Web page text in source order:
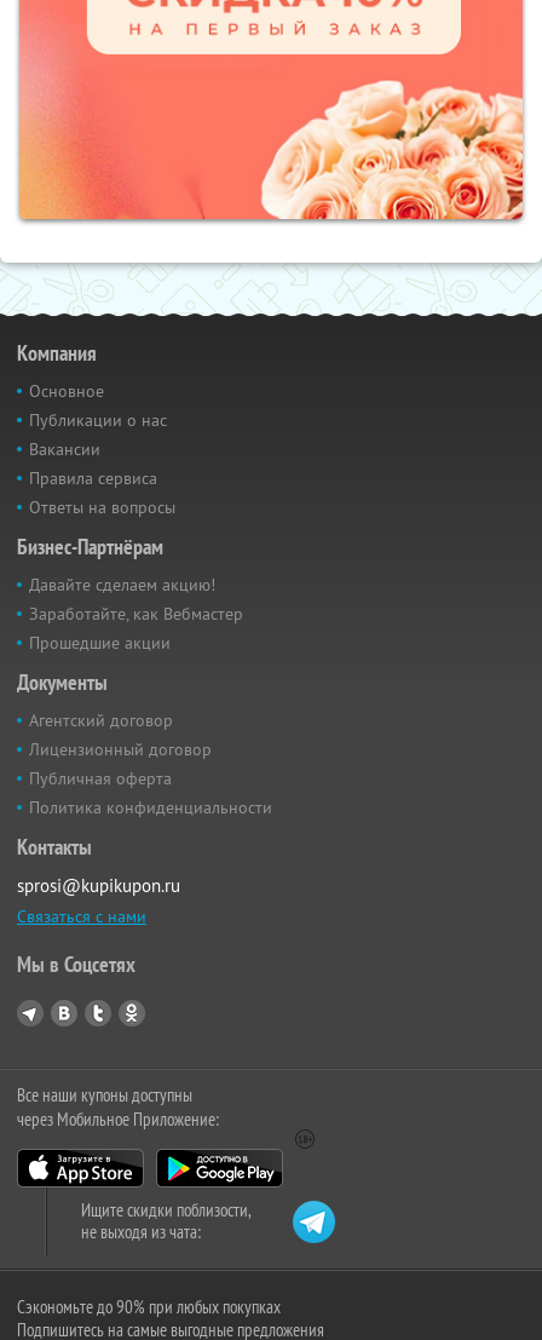
Компания
Основное
Публикации о нас
Вакансии
Правила сервиса
Ответы на вопросы
Бизнес-Партнёрам
Давайте сделаем акцию!
Заработайте, как Вебмастер
Прошедшие акции
Документы
Агентский договор
Лицензионный договор
Публичная оферта
Политика конфиденциальности
Контакты
sprosi@kupikupon.ru
Связаться с нами
Мы в Соцсетях
Все наши купоны доступны
через Мобильное Приложение:
Ищите скидки поблизости,
не выходя из чата:
Сэкономьте до 90% при любых покупках
Подпишитесь на самые выгодные предложения